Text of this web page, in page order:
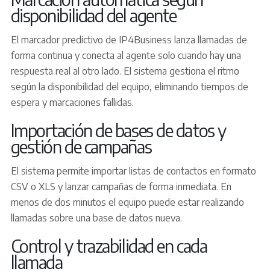
disponibilidad del agente
El marcador predictivo de IP4Business lanza llamadas de
forma continua y conecta al agente solo cuando hay una
respuesta real al otro lado. El sistema gestiona el ritmo
según la disponibilidad del equipo, eliminando tiempos de
espera y marcaciones fallidas.
Importación de bases de datos y
gestión de campañas
El sistema permite importar listas de contactos en formato
CSV o XLS y lanzar campañas de forma inmediata. En
menos de dos minutos el equipo puede estar realizando
llamadas sobre una base de datos nueva.
Control y trazabilidad en cada
llamada